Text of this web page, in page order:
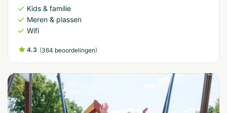
Kids & familie
Meren & plassen
Wifi
4.3 (364 beoordelingen)